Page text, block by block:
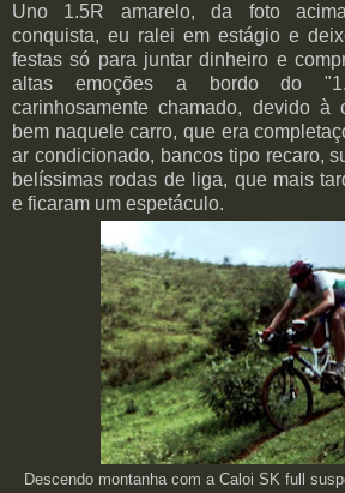
Uno 1.5R amarelo, da foto
conquista, eu ralei em estágio e
festas só para juntar dinheiro e
altas emoções a bordo do
carinhosamente chamado, devido à
bem naquele carro, que era
ar condicionado, bancos tipo recaro,
belíssimas rodas de liga, que mais
e ficaram um espetáculo.
Descendo montanha com a Caloi SK full